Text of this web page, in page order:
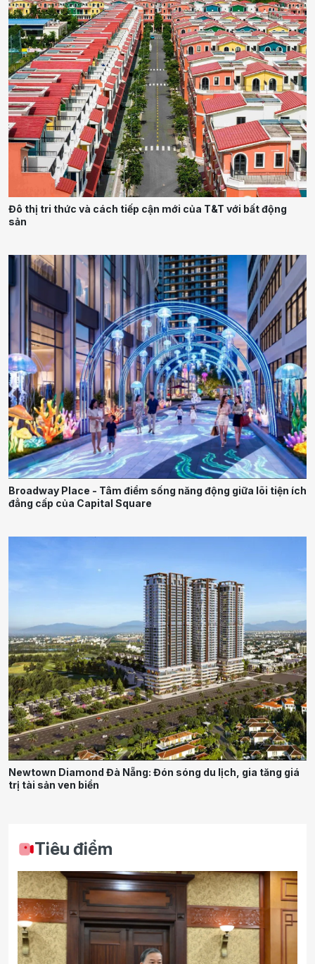
Đô thị tri thức và cách tiếp cận mới của T&T với bất động
sản
Broadway Place - Tâm điểm sống năng động giữa lõi tiện ích
đẳng cấp của Capital Square
Newtown Diamond Đà Nẵng: Đón sóng du lịch, gia tăng giá
trị tài sản ven biển
Tiêu điểm